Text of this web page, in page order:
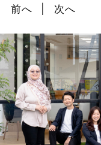
前へ 次へ